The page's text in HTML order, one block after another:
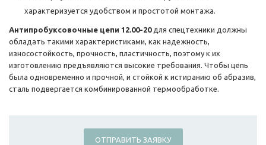
характеризуется удобством и простотой монтажа.
Антипробуксовочные цепи 12.00-20для спецтехники должны
обладать такими характеристиками, как надежность,
износостойкость, прочность, пластичность, поэтому к их
изготовлению предъявляются высокие требования. Чтобы цепь
была одновременно и прочной, и стойкой к истиранию об абразив,
сталь подвергается комбинированной термообработке.
ОТПРАВИТЬ ЗАЯВКУ